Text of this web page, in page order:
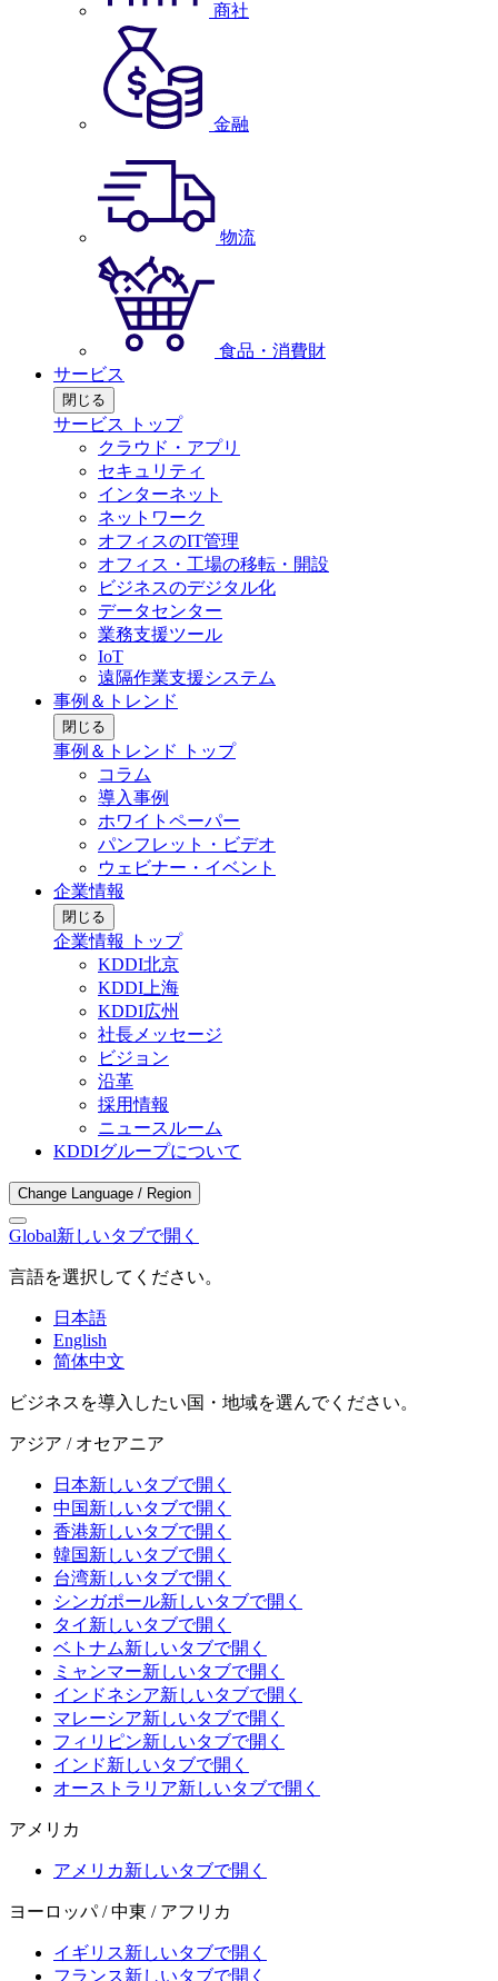
商社
金融
物流
食品・消費財
サービス
閉じる
サービス トップ
クラウド・アプリ
セキュリティ
インターネット
ネットワーク
オフィスのIT管理
オフィス・工場の移転・開設
ビジネスのデジタル化
データセンター
業務支援ツール
IoT
遠隔作業支援システム
事例＆トレンド
閉じる
事例＆トレンド トップ
コラム
導入事例
ホワイトペーパー
パンフレット・ビデオ
ウェビナー・イベント
企業情報
閉じる
企業情報 トップ
KDDI北京
KDDI上海
KDDI広州
社長メッセージ
ビジョン
沿革
採用情報
ニュースルーム
KDDIグループについて
Change Language / Region
Global新しいタブで開く
言語を選択してください。
日本語
English
简体中文
ビジネスを導入したい国・地域を選んでください。
アジア / オセアニア
日本新しいタブで開く
中国新しいタブで開く
香港新しいタブで開く
韓国新しいタブで開く
台湾新しいタブで開く
シンガポール新しいタブで開く
タイ 新しいタブで開く
ベトナム新しいタブで開く
ミャンマー新しいタブで開く
インドネシア新しいタブで開く
マレーシア新しいタブで開く
フィリピン新しいタブで開く
インド新しいタブで開く
オーストラリア新しいタブで開く
アメリカ
アメリカ新しいタブで開く
ヨーロッパ / 中東 / アフリカ
イギリス新しいタブで開く
フランス新しいタブで開く